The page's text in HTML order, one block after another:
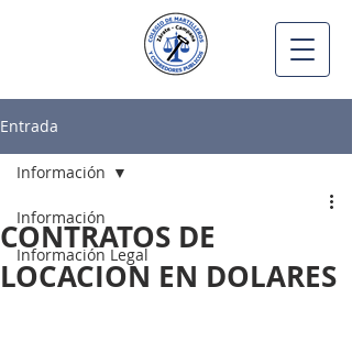
Entrada
Información
Información Legal
Información
CONTRATOS DE
LOCACION EN DOLARES